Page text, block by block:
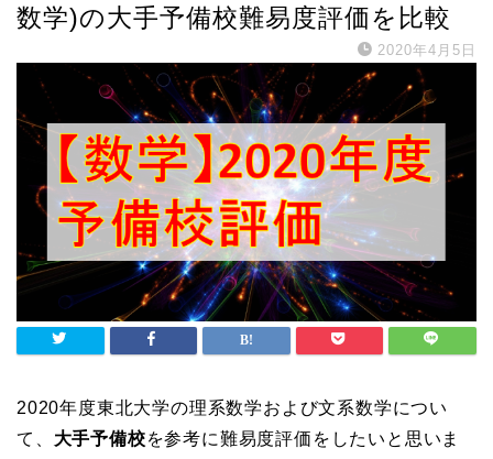
数学)の大手予備校難易度評価を比較
2020年4月5日
2020年度東北大学の理系数学および文系数学につい
て、 大手予備校を参考に難易度評価をしたいと思いま